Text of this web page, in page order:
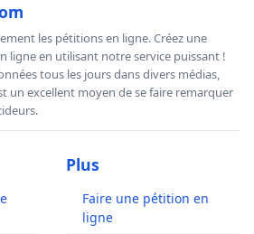
les pétitions en ligne. Créez une
ligne en utilisant notre service puissant !
tous les jours dans divers médias,
un excellent moyen de se faire remarquer
Plus
Faire une pétition en
ligne